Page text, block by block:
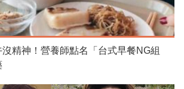
精神！營養師點名「台式早餐NG組